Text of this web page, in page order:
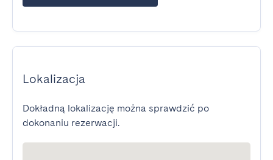
Lokalizacja
Dokładną lokalizację można sprawdzić po
dokonaniu rezerwacji.